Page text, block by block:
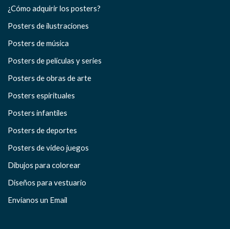
¿Cómo adquirir los posters?
Posters de ilustraciones
Posters de música
Posters de películas y series
Posters de obras de arte
Posters espirituales
Posters infantiles
Posters de deportes
Posters de video juegos
Dibujos para colorear
Diseños para vestuario
Envíanos un Email